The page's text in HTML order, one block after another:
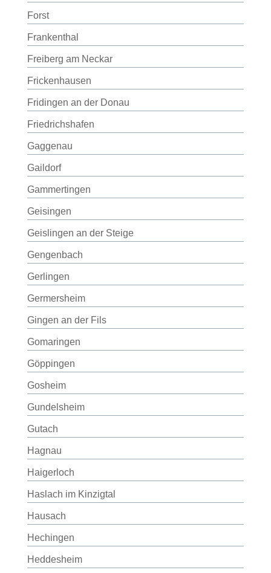
Forst
Frankenthal
Freiberg am Neckar
Frickenhausen
Fridingen an der Donau
Friedrichshafen
Gaggenau
Gaildorf
Gammertingen
Geisingen
Geislingen an der Steige
Gengenbach
Gerlingen
Germersheim
Gingen an der Fils
Gomaringen
Göppingen
Gosheim
Gundelsheim
Gutach
Hagnau
Haigerloch
Haslach im Kinzigtal
Hausach
Hechingen
Heddesheim